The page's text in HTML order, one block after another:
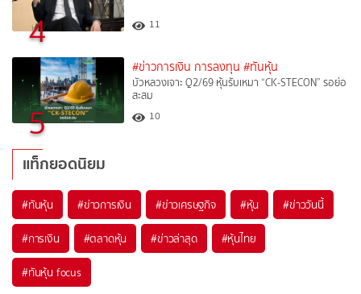
4 11
5
#ข่าวการเงิน การลงทุน #ทันหุ้น
บัวหลวงเจาะ Q2/69 หุ้นรับเหมา “CK-STECON” รอย่อ
สะสม
10
แท็กยอดนิยม
#ทันหุ้น #ข่าวการเงิน #ข่าวเศรษฐกิจ #หุ้น #ข่าววันนี้
#การเงิน #ตลาดหุ้น #ข่าวล่าสุด #หุ้นไทย
#ทันหุ้น focus